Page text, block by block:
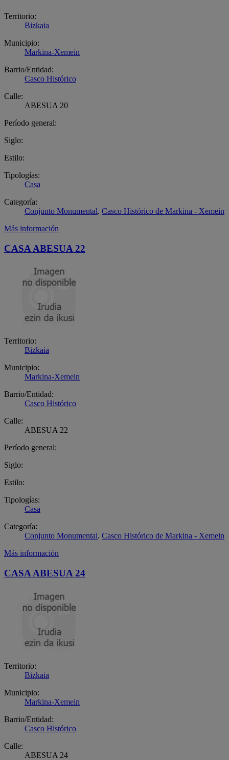
Territorio:
Bizkaia
Municipio:
Markina-Xemein
Barrio/Entidad:
Casco Histórico
Calle:
ABESUA 20
Período general:
Siglo:
Estilo:
Tipologías:
Casa
Categoría:
Conjunto Monumental. Casco Histórico de Markina - Xemein
Más información
CASA ABESUA 22
Territorio:
Bizkaia
Municipio:
Markina-Xemein
Barrio/Entidad:
Casco Histórico
Calle:
ABESUA 22
Período general:
Siglo:
Estilo:
Tipologías:
Casa
Categoría:
Conjunto Monumental. Casco Histórico de Markina - Xemein
Más información
CASA ABESUA 24
Territorio:
Bizkaia
Municipio:
Markina-Xemein
Barrio/Entidad:
Casco Histórico
Calle:
ABESUA 24